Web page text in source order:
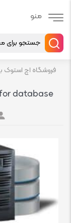
database